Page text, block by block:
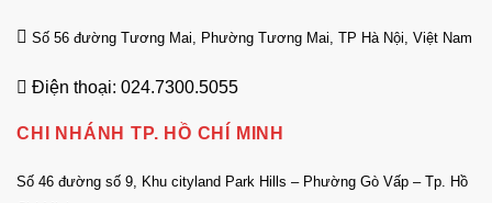
Số 56 đường Tương Mai, Phường Tương Mai, TP Hà Nội, Việt Nam
Điện thoại: 024.7300.5055
CHI NHÁNH TP. HỒ CHÍ MINH
Số 46 đường số 9, Khu cityland Park Hills – Phường Gò Vấp – Tp. Hồ